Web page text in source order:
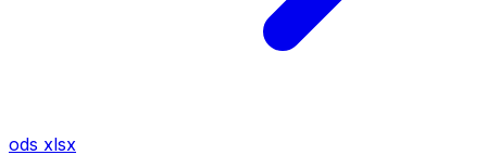
ods xlsx